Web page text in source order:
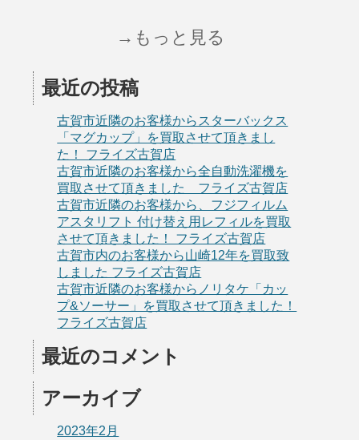
→もっと見る
最近の投稿
古賀市近隣のお客様からスターバックス
「マグカップ」を買取させて頂きまし
た！ フライズ古賀店
古賀市近隣のお客様から全自動洗濯機を
買取させて頂きました フライズ古賀店
古賀市近隣のお客様から、フジフィルム
アスタリフト 付け替え用レフィルを買取
させて頂きました！ フライズ古賀店
古賀市内のお客様から山崎12年を買取致
しました フライズ古賀店
古賀市近隣のお客様からノリタケ「カッ
プ&ソーサー」を買取させて頂きました！
フライズ古賀店
最近のコメント
アーカイブ
2023年2月